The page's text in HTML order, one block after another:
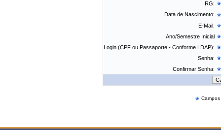
RG:
Data de Nascimento:
E-Mail:
Ano/Semestre Inicial
Login (CPF ou Passaporte - Conforme LDAP):
Senha:
Confirmar Senha: